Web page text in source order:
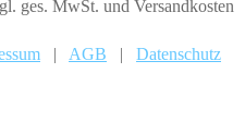
ges. MwSt. und Versandkosten
| AGB | Datenschutz